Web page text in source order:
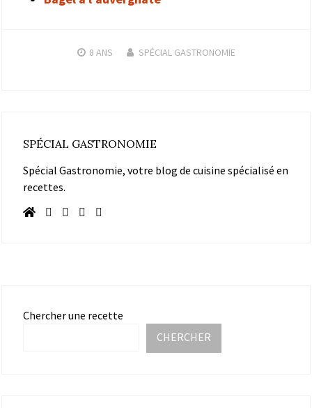
8 ANS SPÉCIAL GASTRONOMIE
SPÉCIAL GASTRONOMIE
Spécial Gastronomie, votre blog de cuisine spécialisé en
recettes.
Chercher une recette
CHERCHER